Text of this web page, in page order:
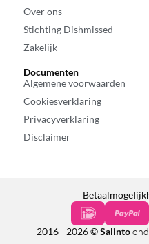
Over ons
Stichting Dishmissed
Zakelijk
Documenten
Algemene voorwaarden
Cookiesverklaring
Privacyverklaring
Disclaimer
2016 - 2026 ©Salinto